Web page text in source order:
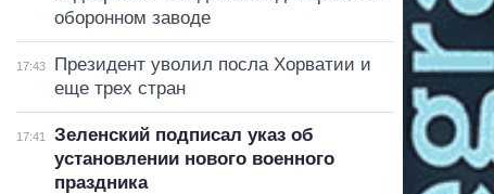
оборонном заводе
17:43
Президент уволил посла Хорватии и
еще трех стран
17:41
Зеленский подписал указ об
установлении нового военного
праздника